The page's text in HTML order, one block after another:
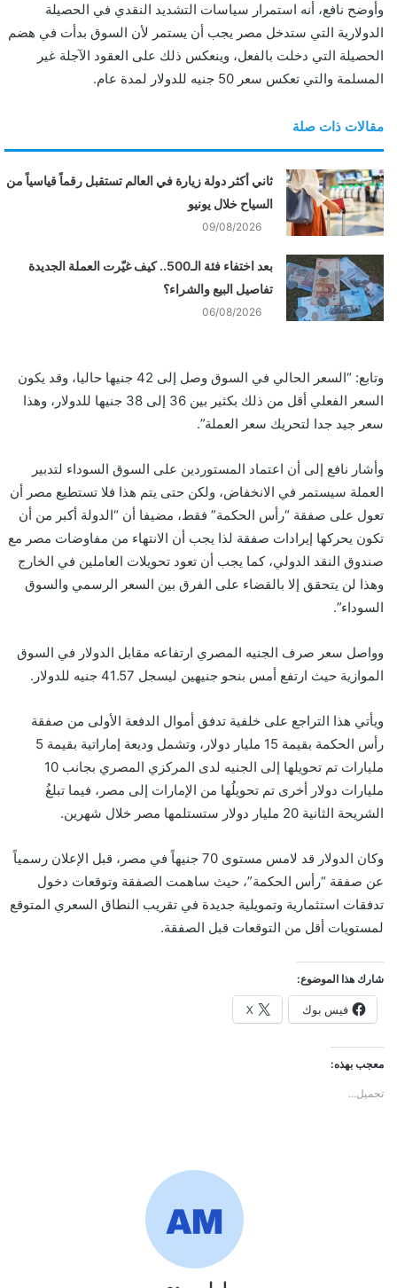
وأوضح نافع، أنه استمرار سياسات التشديد النقدي في الحصيلة
الدولارية التي ستدخل مصر يجب أن يستمر لأن السوق بدأت في هضم
الحصيلة التي دخلت بالفعل، وينعكس ذلك على العقود الآجلة غير
المسلمة والتي تعكس سعر 50 جنيه للدولار لمدة عام.
مقالات ذات صلة
ثاني أكثر دولة زيارة في العالم تستقبل رقماً قياسياً من
السياح خلال يونيو
09/08/2026
بعد اختفاء فئة الـ500.. كيف غيّرت العملة الجديدة
تفاصيل البيع والشراء؟
06/08/2026
وتابع: “السعر الحالي في السوق وصل إلى 42 جنيها حاليا، وقد يكون
السعر الفعلي أقل من ذلك بكثير بين 36 إلى 38 جنيها للدولار، وهذا
سعر جيد جدا لتحريك سعر العملة”.
وأشار نافع إلى أن اعتماد المستوردين على السوق السوداء لتدبير
العملة سيستمر في الانخفاض، ولكن حتى يتم هذا فلا تستطيع مصر أن
تعول على صفقة “رأس الحكمة” فقط، مضيفا أن “الدولة أكبر من أن
تكون يحركها إيرادات صفقة لذا يجب أن الانتهاء من مفاوضات مصر مع
صندوق النقد الدولي، كما يجب أن تعود تحويلات العاملين في الخارج
وهذا لن يتحقق إلا بالقضاء على الفرق بين السعر الرسمي والسوق
السوداء”.
وواصل سعر صرف الجنيه المصري ارتفاعه مقابل الدولار في السوق
الموازية حيث ارتفع أمس بنحو جنيهين ليسجل 41.57 جنيه للدولار.
ويأتي هذا التراجع على خلفية تدفق أموال الدفعة الأولى من صفقة
رأس الحكمة بقيمة 15 مليار دولار، وتشمل وديعة إماراتية بقيمة 5
مليارات تم تحويلها إلى الجنيه لدى المركزي المصري بجانب 10
مليارات دولار أخرى تم تحويلُها من الإمارات إلى مصر، فيما تبلغُ
الشريحة الثانية 20 مليار دولار ستستلمها مصر خلال شهرين.
وكان الدولار قد لامس مستوى 70 جنيهاً في مصر، قبل الإعلان رسمياً
عن صفقة “رأس الحكمة”، حيث ساهمت الصفقة وتوقعات دخول
تدفقات استثمارية وتمويلية جديدة في تقريب النطاق السعري المتوقع
لمستويات أقل من التوقعات قبل الصفقة.
شارك هذا الموضوع:
فيس بوك X
معجب بهذه:
تحميل...